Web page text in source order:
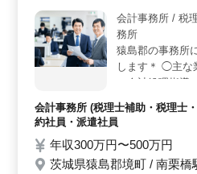
に携わることができます。また
がある方は歓迎されます。 ＜
＞ 週休2日制で、土日祝が休
は121日あります。これにより
ランスを保ちながら活動できま
では、実費支給の通勤手当や雇
どの福利厚生が提供されていま
い環境で働きたい方は、ぜひご
会計事務所 / 税理士補助・税理士・税理士事
務所
猿島郡の事務所
します＊ ◯主な
（会計処理指導
人の税務会計業
成及び税務相談
等のサポート ・
・経営アドバイ
PBSキュッシュ
会計事務所 (税理士補助・税理士
約社員・派遣社員
年収300万円〜500万円
茨城県猿島郡境町 / 南栗橋